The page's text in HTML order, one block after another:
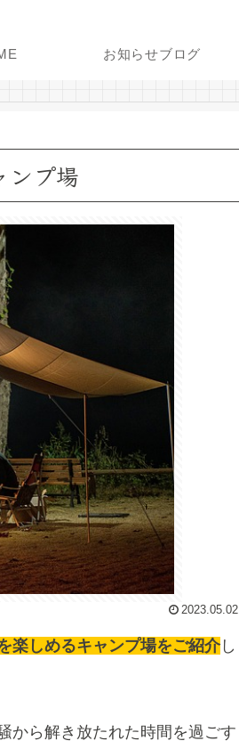
お知らせブログ
ンプ場
2023.05.02
楽しめるキャンプ場をご紹介し
から解き放たれた時間を過ごす